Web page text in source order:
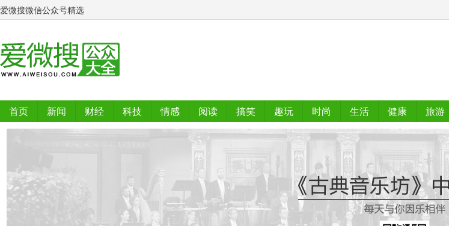
爱微搜微信公众号精选
首页 新闻 财经 科技 情感 阅读 搞笑 趣玩 时尚 生活 健康 旅游